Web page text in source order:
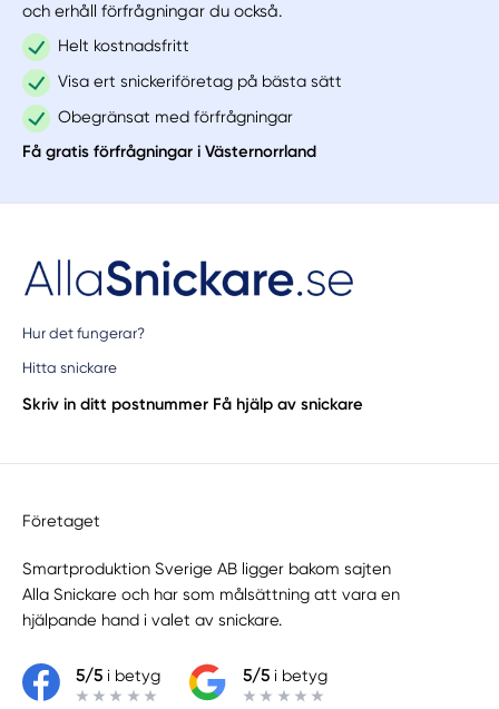
och erhåll förfrågningar du också.
Helt kostnadsfritt
Visa ert snickeriföretag på bästa sätt
Obegränsat med förfrågningar
Få gratis förfrågningar i Västernorrland
Hur det fungerar?
Hitta snickare
Skriv in ditt postnummer Få hjälp av snickare
Företaget
Smartproduktion Sverige AB ligger bakom sajten
Alla Snickare och har som målsättning att vara en
hjälpande hand i valet av snickare.
5/5i betyg 5/5i betyg